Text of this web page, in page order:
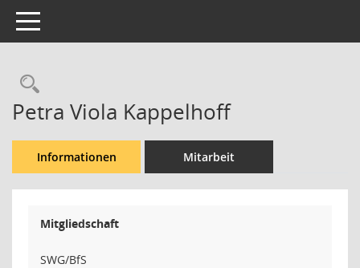
Toggle navigation
Rechercheauswahl
Petra Viola Kappelhoff
Informationen Mitarbeit
Mitgliedschaft
SWG/BfS